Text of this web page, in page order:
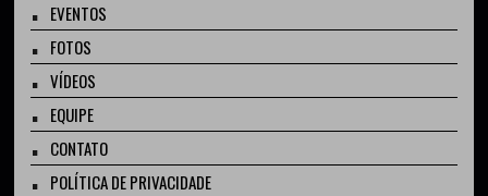
EVENTOS
FOTOS
VÍDEOS
EQUIPE
CONTATO
POLÍTICA DE PRIVACIDADE